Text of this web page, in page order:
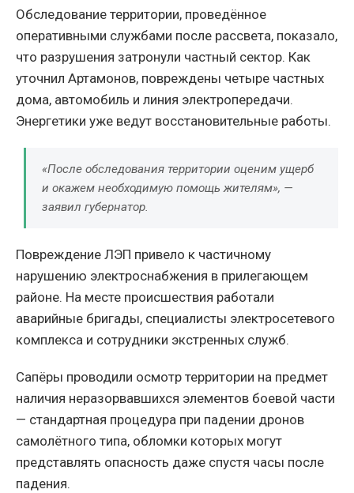
Обследование территории, проведённое
оперативными службами после рассвета, показало,
что разрушения затронули частный сектор. Как
уточнил Артамонов, повреждены четыре частных
дома, автомобиль и линия электропередачи.
Энергетики уже ведут восстановительные работы.
«После обследования территории оценим ущерб
и окажем необходимую помощь жителям», —
заявил губернатор.
Повреждение ЛЭП привело к частичному
нарушению электроснабжения в прилегающем
районе. На месте происшествия работали
аварийные бригады, специалисты электросетевого
комплекса и сотрудники экстренных служб.
Сапёры проводили осмотр территории на предмет
наличия неразорвавшихся элементов боевой части
— стандартная процедура при падении дронов
самолётного типа, обломки которых могут
представлять опасность даже спустя часы после
падения.